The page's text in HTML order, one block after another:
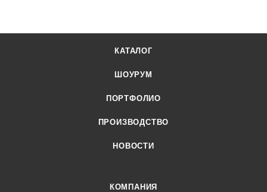
КАТАЛОГ
ШОУРУМ
ПОРТФОЛИО
ПРОИЗВОДСТВО
НОВОСТИ
КОМПАНИЯ